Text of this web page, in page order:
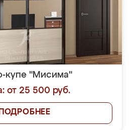
купе "Мисима"
от 25 500 руб.
ПОДРОБНЕЕ